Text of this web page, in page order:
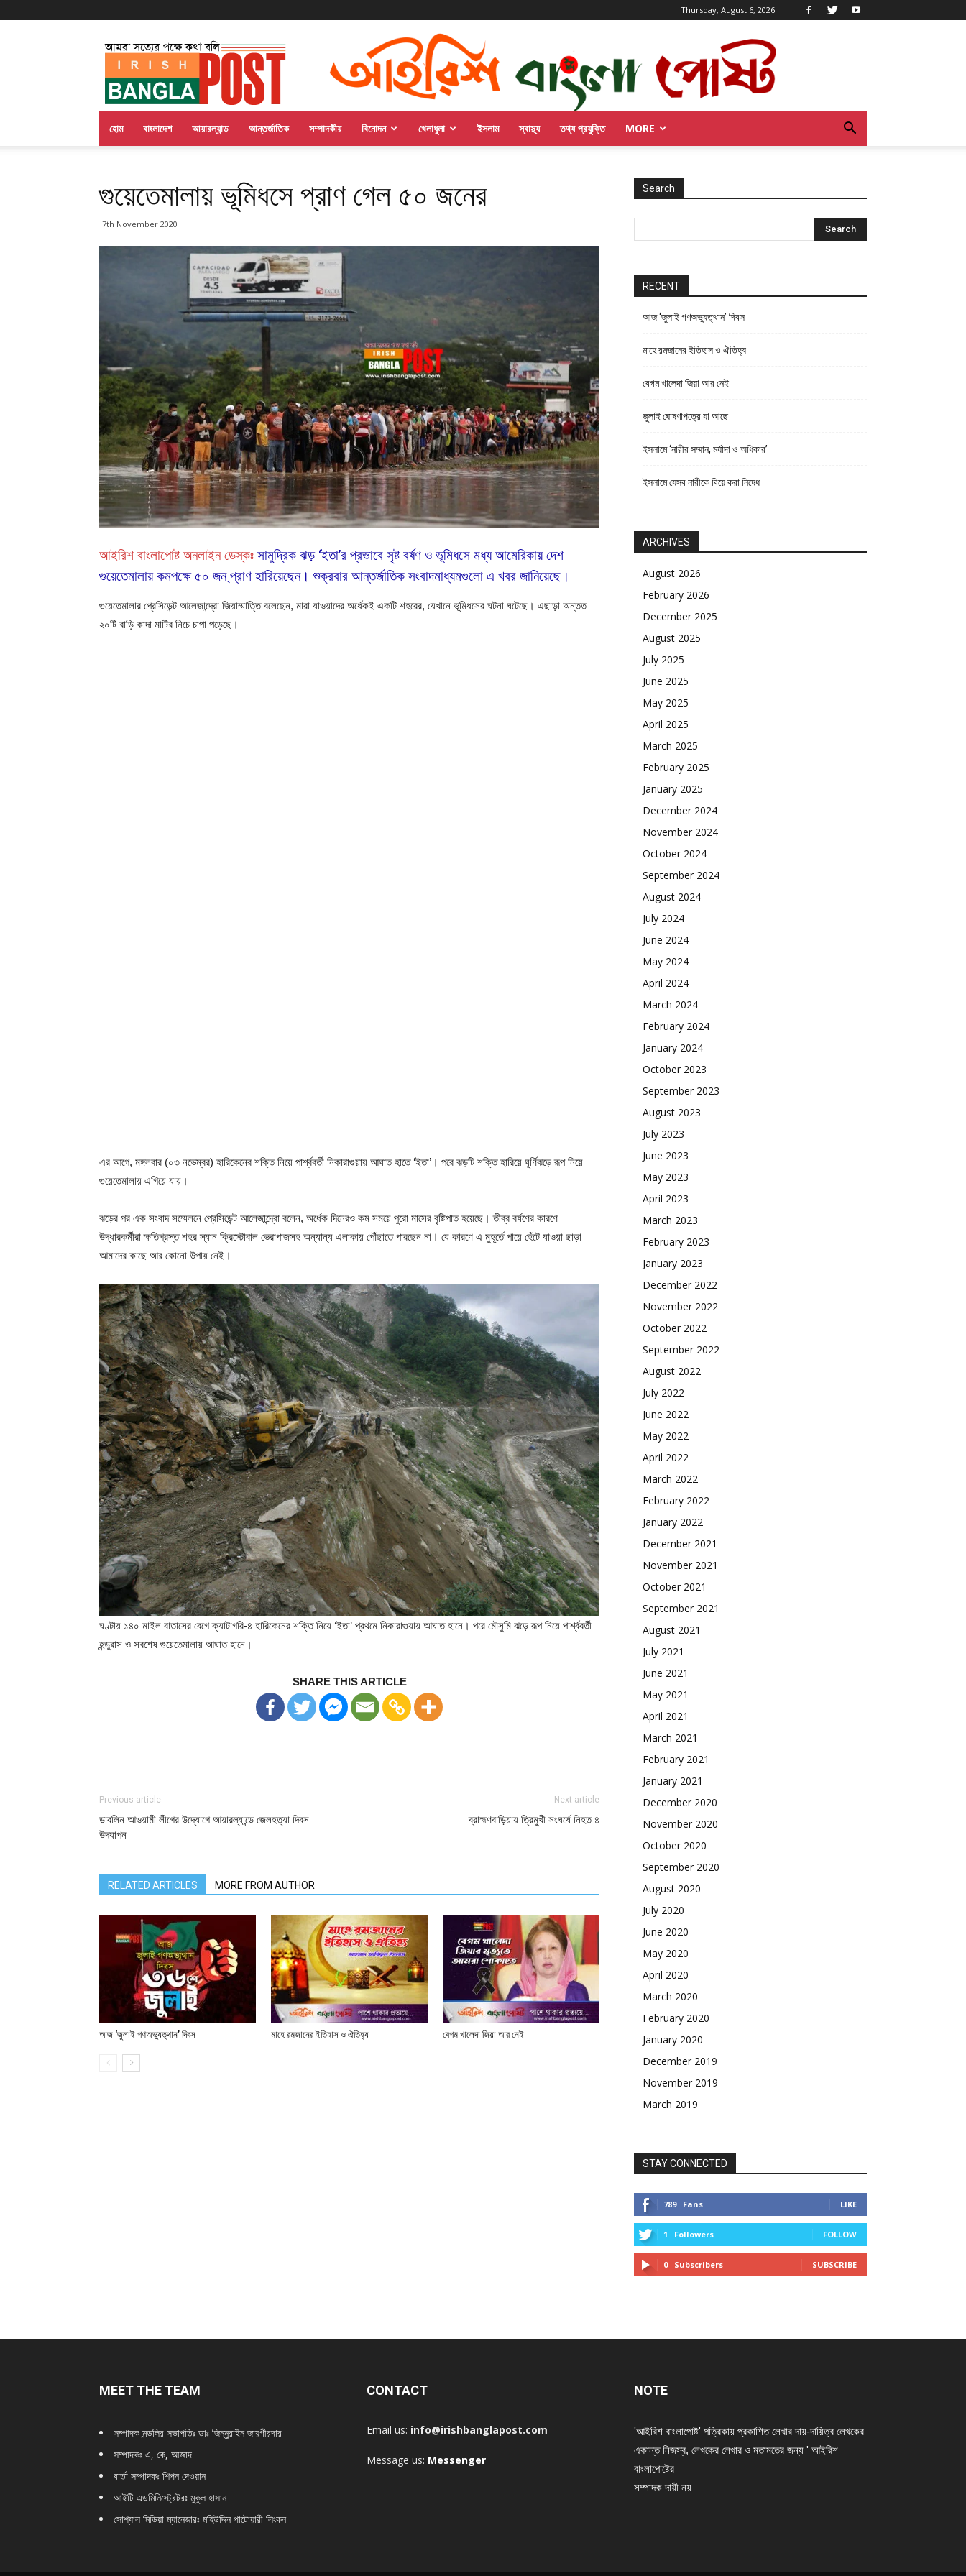
Thursday, August 6, 2026
Irish
Bangla
Post
হোম বাংলাদেশ আয়ারল্যান্ড আন্তর্জাতিক সম্পাদকীয় বিনোদন খেলাধুলা ইসলাম স্বাস্থ্য তথ্য প্রযুক্তি MORE
গুয়েতেমালায় ভূমিধসে প্রাণ গেল ৫০ জনের
7th November 2020
আইরিশ বাংলাপোষ্ট অনলাইন ডেস্কঃ সামুদ্রিক ঝড় ‘ইতা’র প্রভাবে সৃষ্ট বর্ষণ ও ভূমিধসে মধ্য আমেরিকায় দেশ
গুয়েতেমালায় কমপক্ষে ৫০ জন ্প্রাণ হারিয়েছেন। শুক্রবার আন্তর্জাতিক সংবাদমাধ্যমগুলো এ খবর জানিয়েছে।
গুয়েতেমালার প্রেসিডেন্ট আলেজান্দ্রো জিয়াম্মাত্তি বলেছেন, মারা যাওয়াদের অর্ধেকই একটি শহরের, যেখানে ভূমিধসের ঘটনা ঘটেছে। এছাড়া অন্তত
২০টি বাড়ি কাদা মাটির নিচে চাপা পড়েছে।
এর আগে, মঙ্গলবার (০৩ নভেম্বর) হারিকেনের শক্তি নিয়ে পার্শ্ববর্তী নিকারাগুয়ায় আঘাত হাতে ‘ইতা’। পরে ঝড়টি শক্তি হারিয়ে ঘূর্ণিঝড়ে রূপ নিয়ে
গুয়েতেমালায় এগিয়ে যায়।
ঝড়ের পর এক সংবাদ সম্মেলনে প্রেসিডেন্ট আলেজান্দ্রো বলেন, অর্ধেক দিনেরও কম সময়ে পুরো মাসের বৃষ্টিপাত হয়েছে। তীব্র বর্ষণের কারণে
উদ্ধারকর্মীরা ক্ষতিগ্রস্ত শহর স্যান ক্রিস্টোবাল ভেরাপাজসহ অন্যান্য এলাকায় পৌঁছাতে পারছেন না। যে কারণে এ মুহূর্তে পায়ে হেঁটে যাওয়া ছাড়া
আমাদের কাছে আর কোনো উপায় নেই।
ঘণ্টায় ১৪০ মাইল বাতাসের বেগে ক্যাটাগরি-৪ হারিকেনের শক্তি নিয়ে ‘ইতা’ প্রথমে নিকারাগুয়ায় আঘাত হানে। পরে মৌসুমি ঝড়ে রূপ নিয়ে পার্শ্ববর্তী
হন্ডুরাস ও সবশেষ গুয়েতেমালায় আঘাত হানে।
SHARE THIS ARTICLE
Previous article
ডাবলিন আওয়ামী লীগের উদ্যোগে আয়ারল্যান্ডে জেলহত্যা দিবস
উদযাপন
Next article
ব্রাহ্মণবাড়িয়ায় ত্রিমুখী সংঘর্ষে নিহত ৪
RELATED ARTICLES MORE FROM AUTHOR
আজ ‘জুলাই গণঅভ্যুত্থান’ দিবস মাহে রমজানের ইতিহাস ও ঐতিহ্য বেগম খালেদা জিয়া আর নেই
Search
RECENT
আজ ‘জুলাই গণঅভ্যুত্থান’ দিবস
মাহে রমজানের ইতিহাস ও ঐতিহ্য
বেগম খালেদা জিয়া আর নেই
জুলাই ঘোষণাপত্রে যা আছে
ইসলামে ‘নারীর সম্মান, মর্যাদা ও অধিকার’
ইসলামে যেসব নারীকে বিয়ে করা নিষেধ
ARCHIVES
August 2026
February 2026
December 2025
August 2025
July 2025
June 2025
May 2025
April 2025
March 2025
February 2025
January 2025
December 2024
November 2024
October 2024
September 2024
August 2024
July 2024
June 2024
May 2024
April 2024
March 2024
February 2024
January 2024
October 2023
September 2023
August 2023
July 2023
June 2023
May 2023
April 2023
March 2023
February 2023
January 2023
December 2022
November 2022
October 2022
September 2022
August 2022
July 2022
June 2022
May 2022
April 2022
March 2022
February 2022
January 2022
December 2021
November 2021
October 2021
September 2021
August 2021
July 2021
June 2021
May 2021
April 2021
March 2021
February 2021
January 2021
December 2020
November 2020
October 2020
September 2020
August 2020
July 2020
June 2020
May 2020
April 2020
March 2020
February 2020
January 2020
December 2019
November 2019
March 2019
STAY CONNECTED
789 Fans LIKE
1 Followers FOLLOW
0 Subscribers SUBSCRIBE
MEET THE TEAM
সম্পাদক মন্ডলির সভাপতিঃ ডাঃ জিন্নুরাইন জায়গীরদার
সম্পাদকঃ এ, কে, আজাদ
বার্তা সম্পাদকঃ শিপন দেওয়ান
আইটি এডমিনিস্ট্রেটরঃ মুকুল হাসান
সোশ্যাল মিডিয়া ম্যানেজারঃ মহিউদ্দিন পাটোয়ারী লিংকন
CONTACT
Email us: info@irishbanglapost.com
Message us: Messenger
NOTE
'আইরিশ বাংলাপোষ্ট' পত্রিকায় প্রকাশিত লেখার দায়-দায়িত্ব লেখকের
একান্ত নিজস্ব, লেখকের লেখার ও মতামতের জন্য ' আইরিশ
বাংলাপোষ্টের
সম্পাদক দায়ী নয়